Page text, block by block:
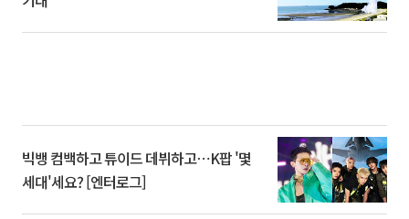
빅뱅 컴백하고 튜이드 데뷔하고⋯K팝 '몇
세대'세요? [엔터로그]